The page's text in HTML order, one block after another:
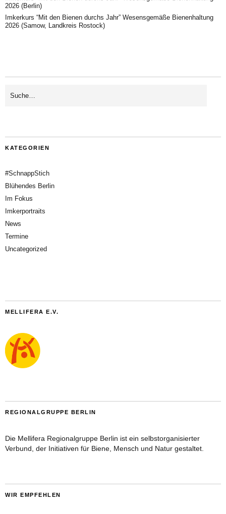
2026 (Berlin)
Imkerkurs “Mit den Bienen durchs Jahr” Wesensgemäße Bienenhaltung
2026 (Samow, Landkreis Rostock)
KATEGORIEN
#SchnappStich
Blühendes Berlin
Im Fokus
Imkerportraits
News
Termine
Uncategorized
MELLIFERA E.V.
REGIONALGRUPPE BERLIN
Die Mellifera Regionalgruppe Berlin ist ein selbstorganisierter
Verbund, der Initiativen für Biene, Mensch und Natur gestaltet.
WIR EMPFEHLEN